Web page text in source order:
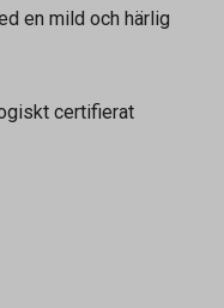
en mild och härlig
certifierat